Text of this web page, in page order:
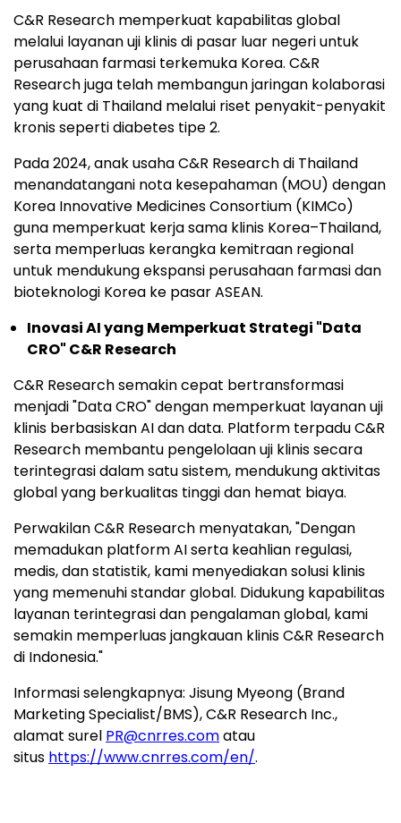
C&R Research memperkuat kapabilitas global
melalui layanan uji klinis di pasar luar negeri untuk
perusahaan farmasi terkemuka Korea. C&R
Research juga telah membangun jaringan kolaborasi
yang kuat di Thailand melalui riset penyakit-penyakit
kronis seperti diabetes tipe 2.
Pada 2024, anak usaha C&R Researchdi Thailand
menandatangani nota kesepahaman (MOU) dengan
Korea Innovative Medicines Consortium (KIMCo)
guna memperkuat kerja sama klinis Korea–Thailand,
serta memperluas kerangka kemitraan regional
untuk mendukung ekspansi perusahaan farmasi dan
bioteknologi Korea ke pasar ASEAN.
Inovasi AI yang Memperkuat Strategi "Data
CRO" C&R Research
C&R Research semakin cepat bertransformasi
menjadi "Data CRO" dengan memperkuat layanan uji
klinis berbasiskan AI dan data. Platform terpadu C&R
Research membantu pengelolaan uji klinis secara
terintegrasi dalam satu sistem, mendukung aktivitas
global yang berkualitas tinggi dan hemat biaya.
Perwakilan C&R Research menyatakan, "Dengan
memadukan platform AI serta keahlian regulasi,
medis, dan statistik, kami menyediakan solusi klinis
yang memenuhi standar global. Didukung kapabilitas
layanan terintegrasi dan pengalaman global, kami
semakin memperluas jangkauan klinis C&R Research
di Indonesia."
Informasi selengkapnya: Jisung Myeong (Brand
Marketing Specialist/BMS), C&R Research Inc.,
alamat surel PR@cnrres.comatau
situs https://www.cnrres.com/en/.